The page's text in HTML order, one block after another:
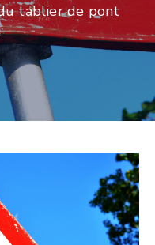
tablier de pont